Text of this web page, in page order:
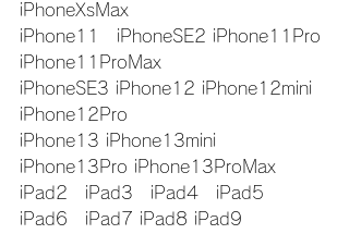
iPhoneXsMax
iPhone11　iPhoneSE2 iPhone11Pro
iPhone11ProMax
iPhoneSE3 iPhone12 iPhone12mini
iPhone12Pro
iPhone13 iPhone13mini
iPhone13Pro iPhone13ProMax
iPad2　iPad3　iPad4　iPad5
iPad6　iPad7 iPad8 iPad9